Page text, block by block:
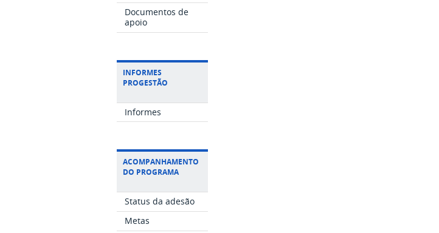
Documentos de
apoio
INFORMES
PROGESTÃO
Informes
ACOMPANHAMENTO
DO PROGRAMA
Status da adesão
Metas